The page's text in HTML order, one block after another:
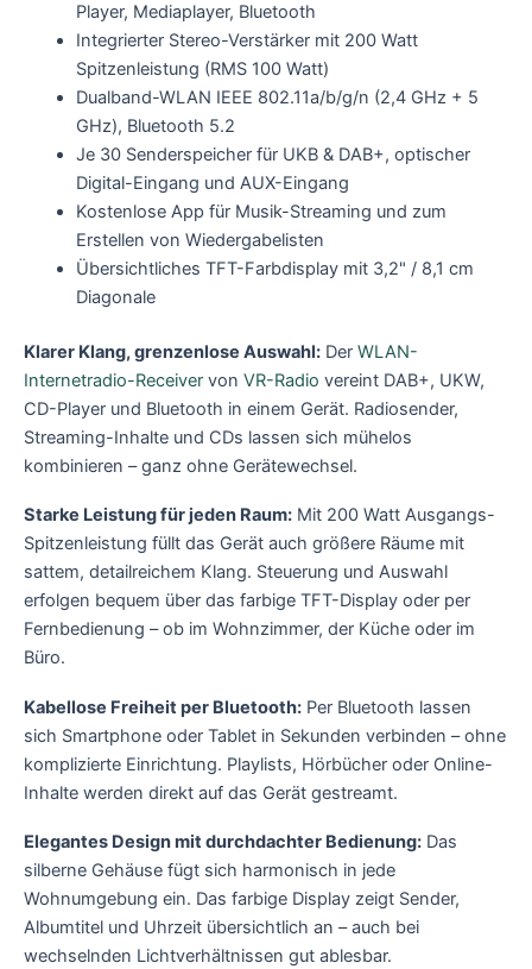
Player, Mediaplayer, Bluetooth
Integrierter Stereo-Verstärker mit 200 Watt
Spitzenleistung (RMS 100 Watt)
Dualband-WLAN IEEE 802.11a/b/g/n (2,4 GHz + 5
GHz), Bluetooth 5.2
Je 30 Senderspeicher für UKB & DAB+, optischer
Digital-Eingang und AUX-Eingang
Kostenlose App für Musik-Streaming und zum
Erstellen von Wiedergabelisten
Übersichtliches TFT-Farbdisplay mit 3,2" / 8,1 cm
Diagonale
Klarer Klang, grenzenlose Auswahl: Der WLAN-
Internetradio-Receiver von VR-Radio vereint DAB+, UKW,
CD-Player und Bluetooth in einem Gerät. Radiosender,
Streaming-Inhalte und CDs lassen sich mühelos
kombinieren – ganz ohne Gerätewechsel.
Starke Leistung für jeden Raum: Mit 200 Watt Ausgangs-
Spitzenleistung füllt das Gerät auch größere Räume mit
sattem, detailreichem Klang. Steuerung und Auswahl
erfolgen bequem über das farbige TFT-Display oder per
Fernbedienung – ob im Wohnzimmer, der Küche oder im
Büro.
Kabellose Freiheit per Bluetooth: Per Bluetooth lassen
sich Smartphone oder Tablet in Sekunden verbinden – ohne
komplizierte Einrichtung. Playlists, Hörbücher oder Online-
Inhalte werden direkt auf das Gerät gestreamt.
Elegantes Design mit durchdachter Bedienung: Das
silberne Gehäuse fügt sich harmonisch in jede
Wohnumgebung ein. Das farbige Display zeigt Sender,
Albumtitel und Uhrzeit übersichtlich an – auch bei
wechselnden Lichtverhältnissen gut ablesbar.